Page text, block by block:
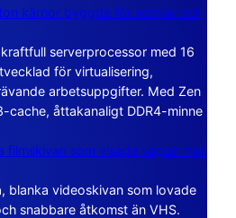
kärnor byggda för servrar och
serverprocessor med 16
för virtualisering,
arbetsuppgifter. Med Zen
cache, åttakanaligt DDR4-minne
filmskivan som visade vägen mot
blanka videoskivan som lovade
snabbare åtkomst än VHS.